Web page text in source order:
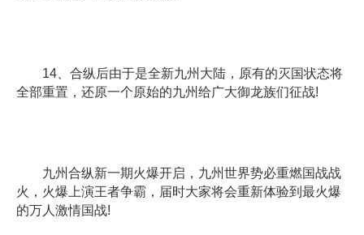
14、合纵后由于是全新九州大陆，原有的灭国状态将
全部重置，还原一个原始的九州给广大御龙族们征战!
九州合纵新一期火爆开启，九州世界势必重燃国战战
火，火爆上演王者争霸，届时大家将会重新体验到最火爆
的万人激情国战!